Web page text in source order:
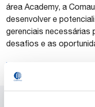
área Academy, a
desenvolver e
gerenciais necessárias
desafios e as
www.comau.com